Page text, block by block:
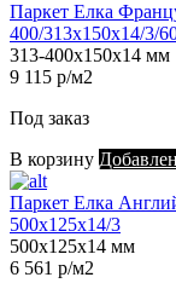
Паркет Елка
400/313х150х14/3/
313-400х150х14 мм
9 115 р/м2
Под заказ
В корзину Добавлен
Паркет Елка
500х125х14/3
500х125х14 мм
6 561 р/м2